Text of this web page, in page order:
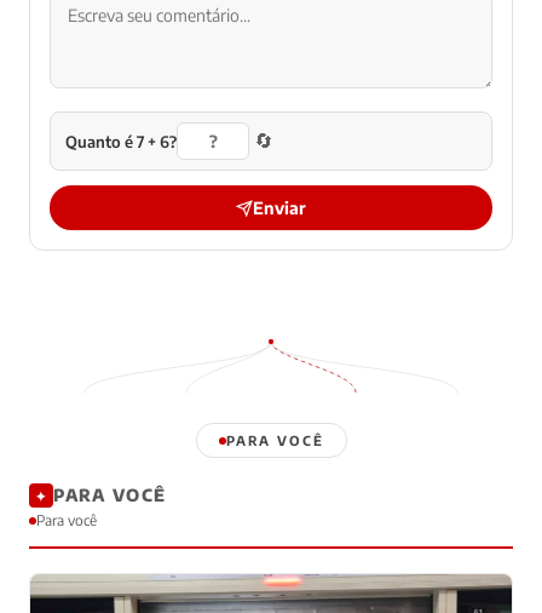
Quanto é 7 + 6? 🔄
Enviar
PARA VOCÊ
✦ PARA VOCÊ
Para você